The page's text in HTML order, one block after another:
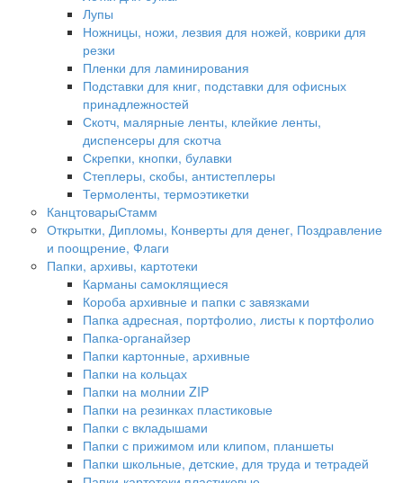
Лупы
Ножницы, ножи, лезвия для ножей, коврики для
резки
Пленки для ламинирования
Подставки для книг, подставки для офисных
принадлежностей
Скотч, малярные ленты, клейкие ленты,
диспенсеры для скотча
Скрепки, кнопки, булавки
Степлеры, скобы, антистеплеры
Термоленты, термоэтикетки
КанцтоварыСтамм
Открытки, Дипломы, Конверты для денег, Поздравление
и поощрение, Флаги
Папки, архивы, картотеки
Карманы самоклящиеся
Короба архивные и папки с завязками
Папка адресная, портфолио, листы к портфолио
Папка-органайзер
Папки картонные, архивные
Папки на кольцах
Папки на молнии ZIP
Папки на резинках пластиковые
Папки с вкладышами
Папки с прижимом или клипом, планшеты
Папки школьные, детские, для труда и тетрадей